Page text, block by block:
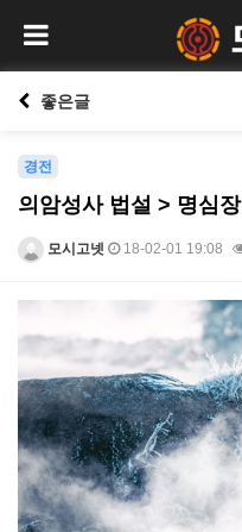
좋은글
경전
의암성사 법설 > 명심장
모시고넷 18-02-01 19:08